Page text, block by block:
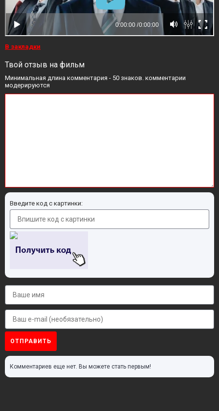
В закладки
Твой отзыв на фильм
Минимальная длина комментария - 50 знаков. комментарии
модерируются
Введите код с картинки:
ОТПРАВИТЬ
Комментариев еще нет. Вы можете стать первым!